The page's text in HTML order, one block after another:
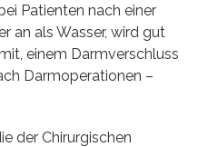
Patienten nach einer
an als Wasser, wird gut
einem Darmverschluss
Darmoperationen –
der Chirurgischen